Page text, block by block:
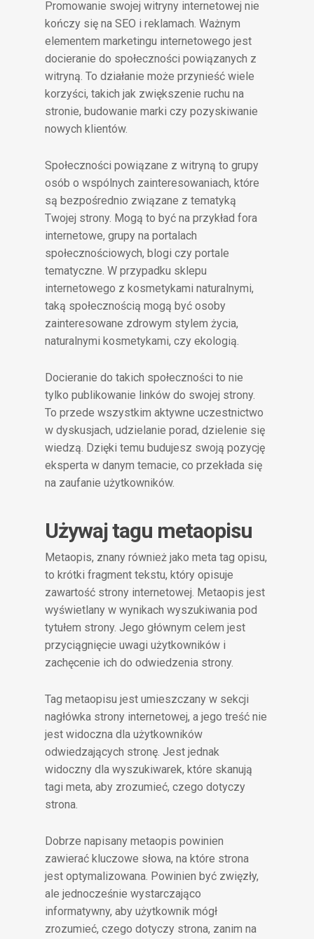
Promowanie swojej witryny internetowej nie
kończy się na SEO i reklamach. Ważnym
elementem marketingu internetowego jest
docieranie do społeczności powiązanych z
witryną. To działanie może przynieść wiele
korzyści, takich jak zwiększenie ruchu na
stronie, budowanie marki czy pozyskiwanie
nowych klientów.
Społeczności powiązane z witryną to grupy
osób o wspólnych zainteresowaniach, które
są bezpośrednio związane z tematyką
Twojej strony. Mogą to być na przykład fora
internetowe, grupy na portalach
społecznościowych, blogi czy portale
tematyczne. W przypadku sklepu
internetowego z kosmetykami naturalnymi,
taką społecznością mogą być osoby
zainteresowane zdrowym stylem życia,
naturalnymi kosmetykami, czy ekologią.
Docieranie do takich społeczności to nie
tylko publikowanie linków do swojej strony.
To przede wszystkim aktywne uczestnictwo
w dyskusjach, udzielanie porad, dzielenie się
wiedzą. Dzięki temu budujesz swoją pozycję
eksperta w danym temacie, co przekłada się
na zaufanie użytkowników.
Używaj tagu metaopisu
Metaopis, znany również jako meta tag opisu,
to krótki fragment tekstu, który opisuje
zawartość strony internetowej. Metaopis jest
wyświetlany w wynikach wyszukiwania pod
tytułem strony. Jego głównym celem jest
przyciągnięcie uwagi użytkowników i
zachęcenie ich do odwiedzenia strony.
Tag metaopisu jest umieszczany w sekcji
nagłówka strony internetowej, a jego treść nie
jest widoczna dla użytkowników
odwiedzających stronę. Jest jednak
widoczny dla wyszukiwarek, które skanują
tagi meta, aby zrozumieć, czego dotyczy
strona.
Dobrze napisany metaopis powinien
zawierać kluczowe słowa, na które strona
jest optymalizowana. Powinien być zwięzły,
ale jednocześnie wystarczająco
informatywny, aby użytkownik mógł
zrozumieć, czego dotyczy strona, zanim na